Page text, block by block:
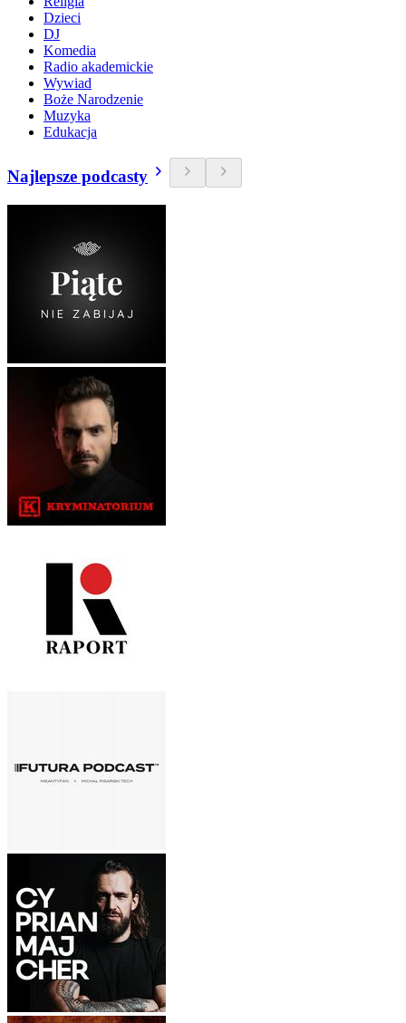
Dzieci
DJ
Komedia
Radio akademickie
Wywiad
Boże Narodzenie
Muzyka
Edukacja
Najlepsze podcasty